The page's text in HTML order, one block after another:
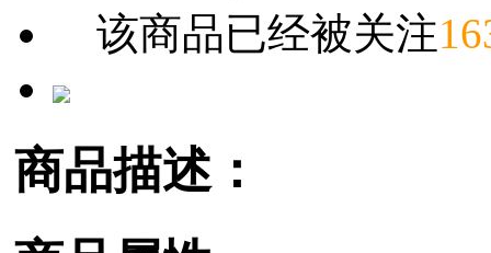
该商品已经被关注
商品描述：